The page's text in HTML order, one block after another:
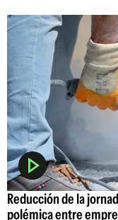
Reducción de la
polémica entre